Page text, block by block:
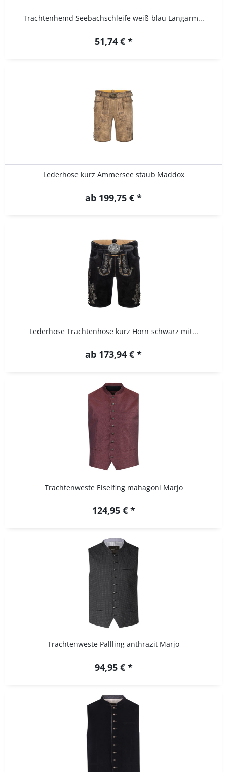
Trachtenhemd Seebachschleife weiß blau Langarm...
51,74 € *
Lederhose kurz Ammersee staub Maddox
ab 199,75 € *
Lederhose Trachtenhose kurz Horn schwarz mit...
ab 173,94 € *
Trachtenweste Eiselfing mahagoni Marjo
124,95 € *
Trachtenweste Pallling anthrazit Marjo
94,95 € *